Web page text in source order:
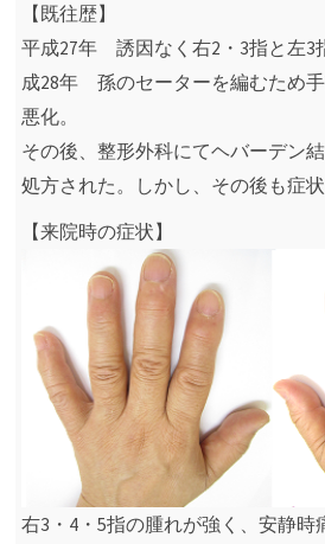
【既往歴】
平成27年 誘因なく右2・3指と左3
成28年 孫のセーターを編むため
悪化。
その後、整形外科にてヘバーデン
処方された。しかし、その後も症状
【来院時の症状】
右3・4・5指の腫れが強く、安静時